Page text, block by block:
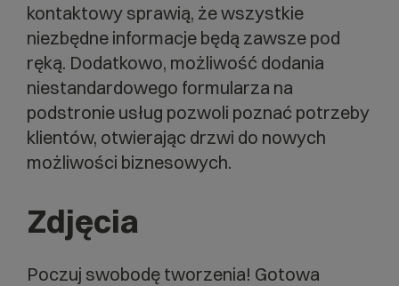
kontaktowy sprawią, że wszystkie
niezbędne informacje będą zawsze pod
ręką. Dodatkowo, możliwość dodania
niestandardowego formularza na
podstronie usług pozwoli poznać potrzeby
klientów, otwierając drzwi do nowych
możliwości biznesowych.
Zdjęcia
Poczuj swobodę tworzenia! Gotowa